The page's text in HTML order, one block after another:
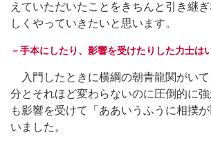
えていただいたことをきちんと引き継
しくやっていきたいと思います。
－手本にしたり、影響を受けたりした力士は
入門したときに横綱の朝青龍関がいて
分とそれほど変わらないのに圧倒的に
も影響を受けて「ああいうふうに相撲
いました。